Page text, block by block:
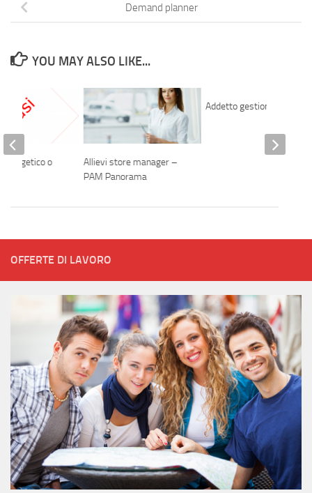
Demand planner
YOU MAY ALSO LIKE...
Allievi store manager –
PAM Panorama
Addetto gestione ordini
energetico o
OFFERTE DI LAVORO